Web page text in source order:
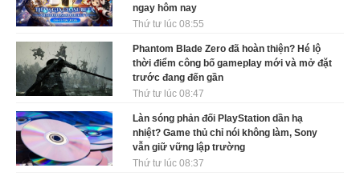
ngay hôm nay
Thứ tư lúc 08:55
Phantom Blade Zero đã hoàn thiện? Hé lộ
thời điểm công bố gameplay mới và mở đặt
trước đang đến gần
Thứ tư lúc 08:47
Làn sóng phản đối PlayStation dần hạ
nhiệt? Game thủ chỉ nói không làm, Sony
vẫn giữ vững lập trường
Thứ tư lúc 08:37